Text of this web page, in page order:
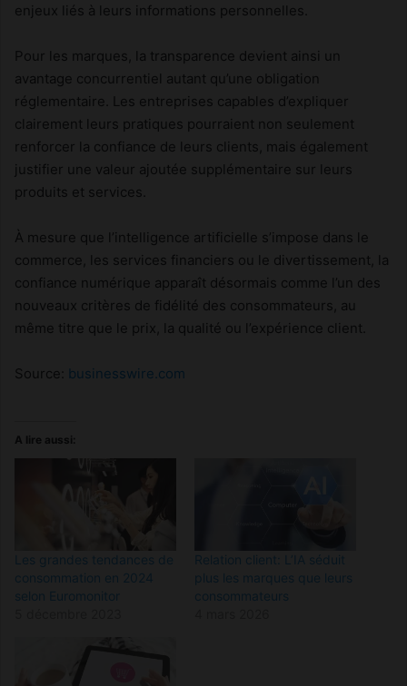
enjeux liés à leurs informations personnelles.
Pour les marques, la transparence devient ainsi un
avantage concurrentiel autant qu’une obligation
réglementaire. Les entreprises capables d’expliquer
clairement leurs pratiques pourraient non seulement
renforcer la confiance de leurs clients, mais également
justifier une valeur ajoutée supplémentaire sur leurs
produits et services.
À mesure que l’intelligence artificielle s’impose dans le
commerce, les services financiers ou le divertissement, la
confiance numérique apparaît désormais comme l’un des
nouveaux critères de fidélité des consommateurs, au
même titre que le prix, la qualité ou l’expérience client.
Source: businesswire.com
A lire aussi:
Les grandes tendances de
consommation en 2024
selon Euromonitor
Relation client: L’IA séduit
plus les marques que leurs
consommateurs